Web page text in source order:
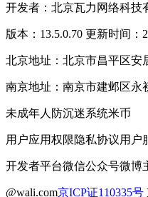
开发者：北京瓦力网络科技
版本：13.5.0.70 更新时间：
北京地址：北京市昌平区安
南京地址：南京市建邺区永
未成年人防沉迷系统米币
用户应用权限隐私协议用户
开发者平台微信公众号微博
@wali.com京ICP证110335号